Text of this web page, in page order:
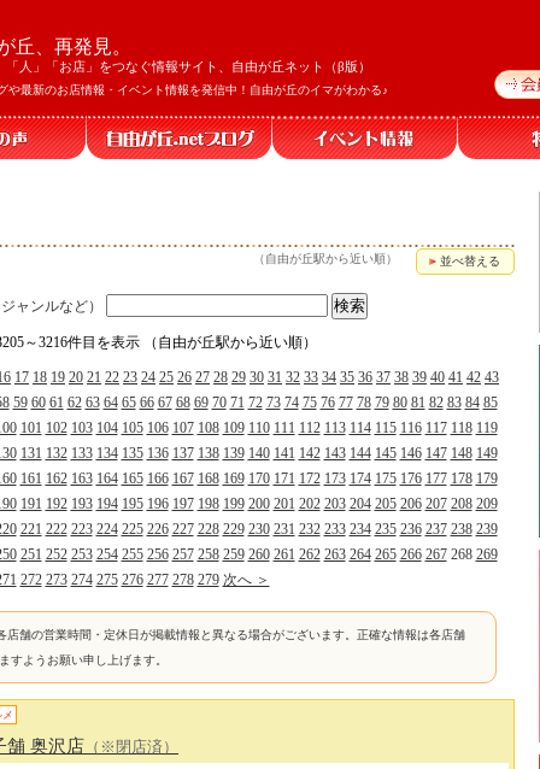
丘、再発見。
「人」「お店」をつなぐ情報サイト、自由が丘ネット（β版）
や最新のお店情報・イベント情報を発信中！自由が丘のイマがわかる♪
並べ替える
（自由が丘駅から近い順）
ャンルなど）
～3216件目を表示 （自由が丘駅から近い順）
17 18 19 20 21 22 23 24 25 26 27 28 29 30 31 32 33 34 35 36 37 38 39 40 41 42 43
59 60 61 62 63 64 65 66 67 68 69 70 71 72 73 74 75 76 77 78 79 80 81 82 83 84 85
101 102 103 104 105 106 107 108 109 110 111 112 113 114 115 116 117 118 119
131 132 133 134 135 136 137 138 139 140 141 142 143 144 145 146 147 148 149
161 162 163 164 165 166 167 168 169 170 171 172 173 174 175 176 177 178 179
191 192 193 194 195 196 197 198 199 200 201 202 203 204 205 206 207 208 209
221 222 223 224 225 226 227 228 229 230 231 232 233 234 235 236 237 238 239
251 252 253 254 255 256 257 258 259 260 261 262 263 264 265 266 267 268 269
272 273 274 275 276 277 278 279 次へ ＞
店舗の営業時間・定休日が掲載情報と異なる場合がございます。正確な情報は各店舗
すようお願い申し上げます。
メ
舗 奥沢店 （※閉店済）